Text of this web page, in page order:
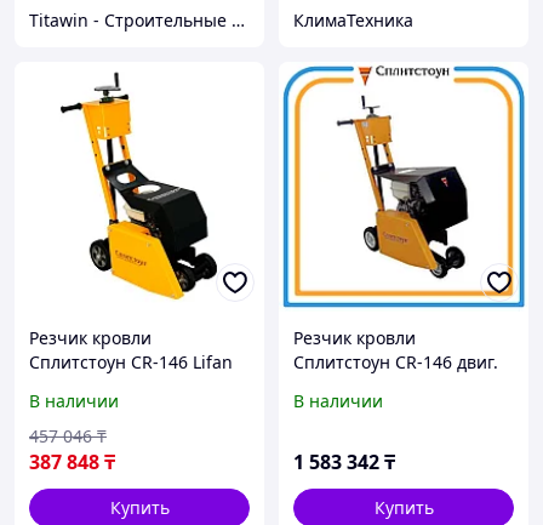
Titawin - Строительные материалы и оборудование КлимаТехника
Резчик кровли
Сплитстоун CR-146 Lifan
В наличии
387 848₸
457 046 ₸
Купить
Резчик кровли
Сплитстоун CR-146 двиг.
В наличии
1 583 342₸
Купить